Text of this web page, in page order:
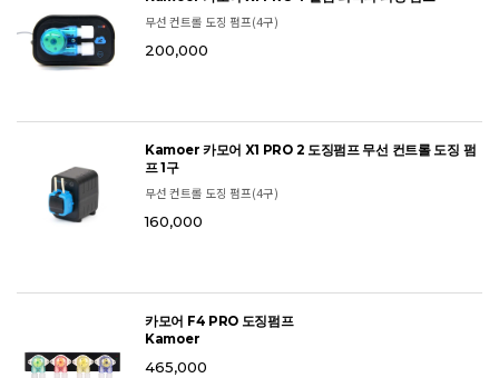
무선 컨트롤 도징 펌프(4구)
200,000
Kamoer 카모어 X1 PRO 2 도징펌프 무선 컨트롤 도징 펌
프 1구
무선 컨트롤 도징 펌프(4구)
160,000
카모어 F4 PRO 도징펌프
Kamoer
465,000